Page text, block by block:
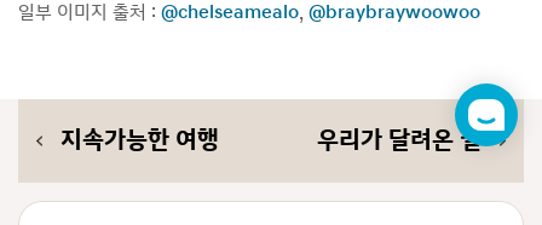
일부 이미지 출처 : @chelseamealo, @braybraywoowoo
지속가능한 여행 우리가 달려온 길
챗
봇